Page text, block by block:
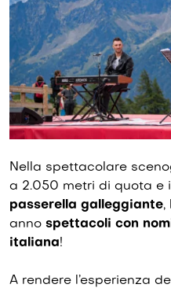
Nella spettacolare
a 2.050 metri di quota e
passerella galleggiante,
anno spettacoli con
italiana!
A rendere l’esperienza